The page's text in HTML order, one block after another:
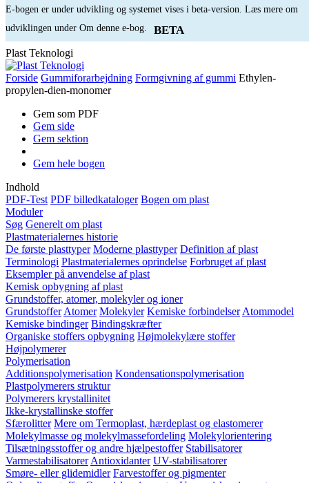
E-bogen er under udvikling og systemet vises i beta-version. Læs mere om
udviklingen under Om denne e-bog.
BETA
Plast Teknologi
Forside Gummiforarbejdning Formgivning af gummi Ethylen-
propylen-dien-monomer
Gem som PDF
Gem side
Gem sektion
Gem hele bogen
Indhold
PDF-Test PDF billedkataloger Bogen om plast
Moduler
Søg Generelt om plast
Plastmaterialernes historie
De første plasttyper Moderne plasttyper Definition af plast
Terminologi Plastmaterialernes oprindelse Forbruget af plast
Eksempler på anvendelse af plast
Kemisk opbygning af plast
Grundstoffer, atomer, molekyler og ioner
Grundstoffer Atomer Molekyler Kemiske forbindelser Atommodel
Kemiske bindinger Bindingskræfter
Organiske stoffers opbygning Højmolekylære stoffer
Højpolymerer
Polymerisation
Additionspolymerisation Kondensationspolymerisation
Plastpolymerers struktur
Polymerers krystallinitet
Ikke-krystallinske stoffer
Sfærolitter Mere om Termoplast, hærdeplast og elastomerer
Molekylmasse og molekylmassefordeling Molekylorientering
Tilsætningsstoffer og andre hjælpestoffer Stabilisatorer
Varmestabilisatorer Antioxidanter UV-stabilisatorer
Smøre- eller glidemidler Farvestoffer og pigmenter